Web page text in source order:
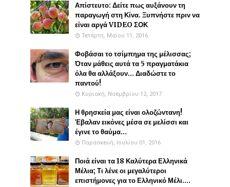
Απίστευτο: Δείτε πως αυξάνουν τη
παραγωγή στη Κίνα. Ξυπνήστε πριν να
είναι αργά VIDEO ΣΟΚ
Τετάρτη, Μαΐου 11, 2016
Φοβάσαι το τσίμπημα της μέλισσας;
Όταν μάθεις αυτά τα 5 πραγματάκια
όλα θα αλλάξουν... Διαδώστε το
παντού!
Κυριακή, Νοεμβρίου 12, 2017
Η θρησκεία μας είναι ολοζώντανη!
Έβαλαν εικόνες μέσα σε μελίσσι και
έγινε το θαύμα...
Παρασκευή, Ιουλίου 01, 2016
Ποιά είναι τα 18 Καλύτερα Ελληνικά
Μέλια; Τι λένε οι μεγαλύτεροι
επιστήμονες για το Ελληνικό Μέλι....